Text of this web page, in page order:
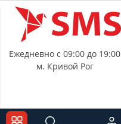
Ежедневно с 09:00 до 19:00
м. Кривой Рог